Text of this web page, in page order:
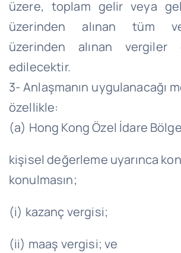
üzere, toplam gelir veya
üzerinden alınan tüm
üzerinden alınan vergiler
edilecektir.
3- Anlaşmanın uygulanacağı
özellikle:
(a) Hong Kong Özel İdare
kişisel değerleme uyarınca
konulmasın;
(i) kazanç vergisi;
(ii) maaş vergisi; ve